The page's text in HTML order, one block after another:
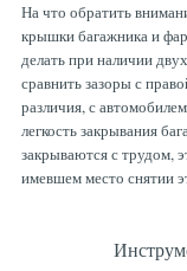
На что обратить
крышки багажника и
делать при наличии
сравнить зазоры с
различия, с
легкость закрывания
закрываются с трудом,
имевшем место снятии